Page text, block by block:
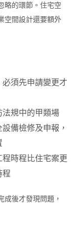
略的環節。住宅空
空間設計還要額外
須先申請變更才
規中的甲類場
備檢修及申報，
時程比住宅案更
程
成後才發現問題，